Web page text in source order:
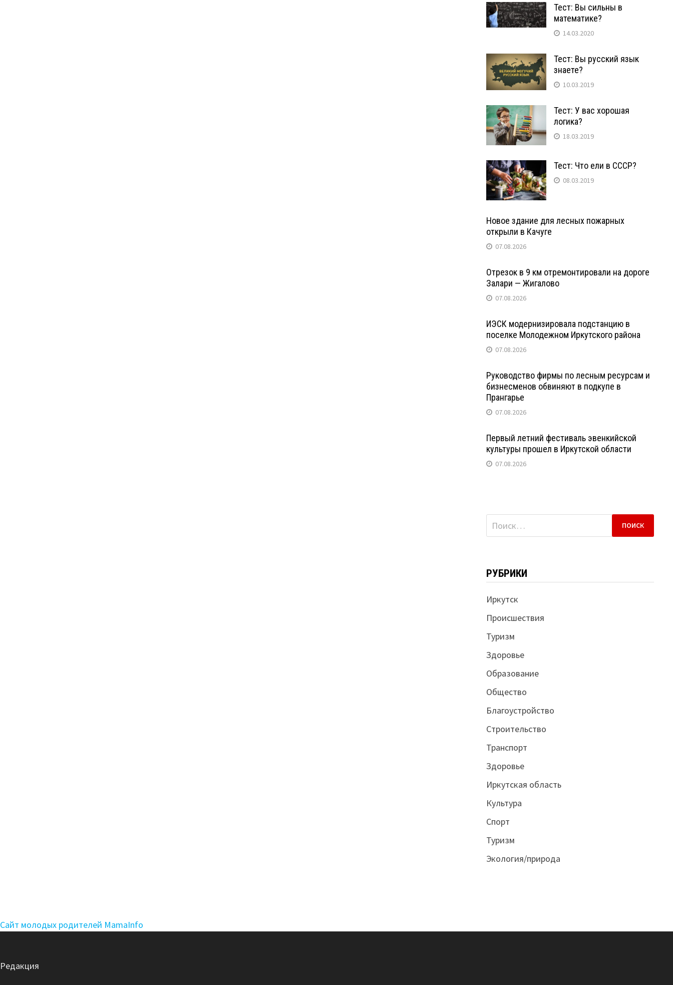
Тест: Вы сильны в
математике?
14.03.2020
Тест: Вы русский язык
знаете?
10.03.2019
Тест: У вас хорошая
логика?
18.03.2019
Тест: Что ели в СССР?
08.03.2019
Новое здание для лесных пожарных
открыли в Качуге
07.08.2026
Отрезок в 9 км отремонтировали на дороге
Залари — Жигалово
07.08.2026
ИЭСК модернизировала подстанцию в
поселке Молодежном Иркутского района
07.08.2026
Руководство фирмы по лесным ресурсам и
бизнесменов обвиняют в подкупе в
Прангарье
07.08.2026
Первый летний фестиваль эвенкийской
культуры прошел в Иркутской области
07.08.2026
Найти:
РУБРИКИ
Иркутск
Происшествия
Туризм
Здоровье
Образование
Общество
Благоустройство
Строительство
Транспорт
Здоровье
Иркутская область
Культура
Спорт
Туризм
Экология/природа
Сайт молодых родителей MamaInfo
Редакция